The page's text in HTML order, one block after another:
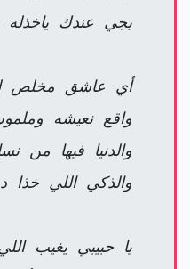
يجي عندك ياخذله
أي عاشق مخلص
واقع نعيشه
والدنيا فيها من
والذكي اللي خذا
يا حبيبي يغيب